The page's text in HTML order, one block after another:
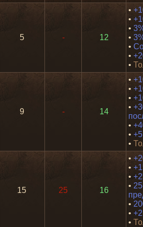
5 - 12
•
•
•
•
•
•
•
9 - 14
•
•
•
•
•
•
•
15 25 16
•
•
•
•
•
•
•